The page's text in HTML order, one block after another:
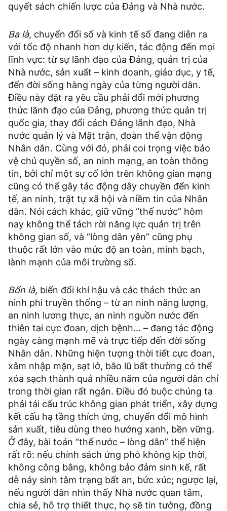
quyết sách chiến lược của Đảng và Nhà nước.
Ba là, chuyển đổi số và kinh tế số đang diễn ra
với tốc độ nhanh hơn dự kiến, tác động đến mọi
lĩnh vực: từ sự lãnh đạo của Đảng, quản trị của
Nhà nước, sản xuất – kinh doanh, giáo dục, y tế,
đến đời sống hàng ngày của từng người dân.
Điều này đặt ra yêu cầu phải đổi mới phương
thức lãnh đạo của Đảng, phương thức quản trị
quốc gia, thay đổi cách Đảng lãnh đạo, Nhà
nước quản lý và Mặt trận, đoàn thể vận động
Nhân dân. Cùng với đó, phải coi trọng việc bảo
vệ chủ quyền số, an ninh mạng, an toàn thông
tin, bởi chỉ một sự cố lớn trên không gian mạng
cũng có thể gây tác động dây chuyền đến kinh
tế, an ninh, trật tự xã hội và niềm tin của Nhân
dân. Nói cách khác, giữ vững “thế nước” hôm
nay không thể tách rời năng lực quản trị trên
không gian số, và “lòng dân yên” cũng phụ
thuộc rất lớn vào mức độ an toàn, minh bạch,
lành mạnh của môi trường số.
Bốn là, biến đổi khí hậu và các thách thức an
ninh phi truyền thống – từ an ninh năng lượng,
an ninh lương thực, an ninh nguồn nước đến
thiên tai cực đoan, dịch bệnh… – đang tác động
ngày càng mạnh mẽ và trực tiếp đến đời sống
Nhân dân. Những hiện tượng thời tiết cực đoan,
xâm nhập mặn, sạt lở, bão lũ bất thường có thể
xóa sạch thành quả nhiều năm của người dân chỉ
trong thời gian rất ngắn. Điều đó buộc chúng ta
phải tái cấu trúc không gian phát triển, xây dựng
kết cấu hạ tầng thích ứng, chuyển đổi mô hình
sản xuất, tiêu dùng theo hướng xanh, bền vững.
Ở đây, bài toán “thế nước – lòng dân” thể hiện
rất rõ: nếu chính sách ứng phó không kịp thời,
không công bằng, không bảo đảm sinh kế, rất
dễ nảy sinh tâm trạng bất an, bức xúc; ngược lại,
nếu người dân nhìn thấy Nhà nước quan tâm,
chia sẻ, hỗ trợ thiết thực, họ sẽ tin tưởng, đồng